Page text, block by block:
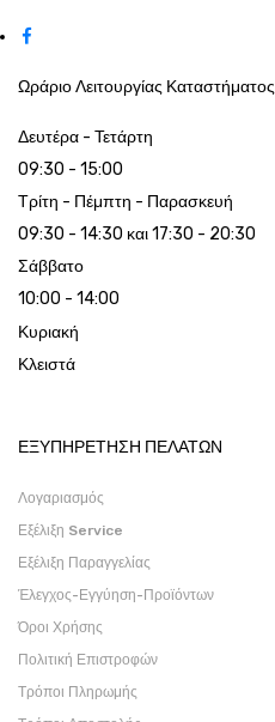
Ωράριο Λειτουργίας Καταστήματος
Δευτέρα - Τετάρτη
09:30 - 15:00
Τρίτη - Πέμπτη - Παρασκευή
09:30 - 14:30 και 17:30 - 20:30
Σάββατο
10:00 - 14:00
Κυριακή
Κλειστά
ΕΞΥΠΗΡΕΤΗΣΗ ΠΕΛΑΤΩΝ
Λογαριασμός
Εξέλιξη Service
Εξέλιξη Παραγγελίας
Έλεγχος-Εγγύηση-Προϊόντων
Όροι Χρήσης
Πολιτική Επιστροφών
Τρόποι Πληρωμής